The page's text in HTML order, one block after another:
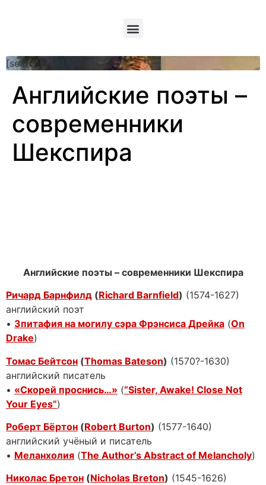
[searchform]
Английские поэты –
современники
Шекспира
Английские поэты – современники Шекспира
Ричард Барнфилд (Richard Barnfield) (1574-1627)
английский поэт
• Зпитафия на могилу сэра Фрэнсиса Дрейка (On
Drake)
Томас Бейтсон (Thomas Bateson) (1570?-1630)
английский писатель
• «Cкорей проснись…» (“Sister, Awake! Close Not
Your Eyes”)
Роберт Бёртон (Robert Burton) (1577-1640)
английский учёный и писатель
• Меланхолия (The Author’s Abstract of Melancholy)
Николас Бретон (Nicholas Breton) (1545-1626)